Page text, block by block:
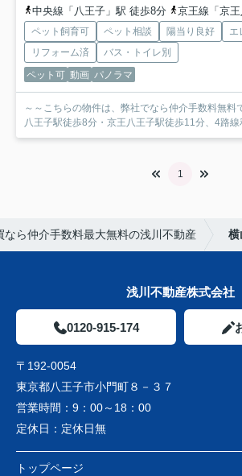
中央線「八王子」駅 徒歩8分
京王線「京王
ペット飼育可 ペット相談 陽当り良好
エ
リフォーム済
バス・トイレ別
ペット可 動画 パノラマ
～～こちらの物件は、弊社でなら仲介手数料無料
八王子駅徒歩8分・京王八王子駅徒歩11分、4路線
1
なら仲介手数料最大無料の浅川不動産 横
浅川不動産株式会社
0120-915-174
〒192-0054
東京都八王子市小門町８－３７
営業時間： 9：00～18：00
定休日： 定休日無
トップページ